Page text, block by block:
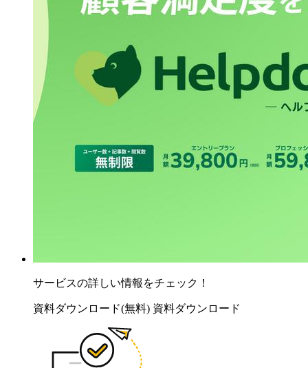
サービスの詳しい情報をチェック！
資料ダウンロード(無料) 資料ダウンロード